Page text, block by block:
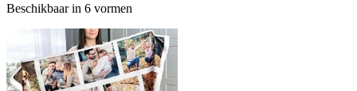
Beschikbaar in 6 vormen